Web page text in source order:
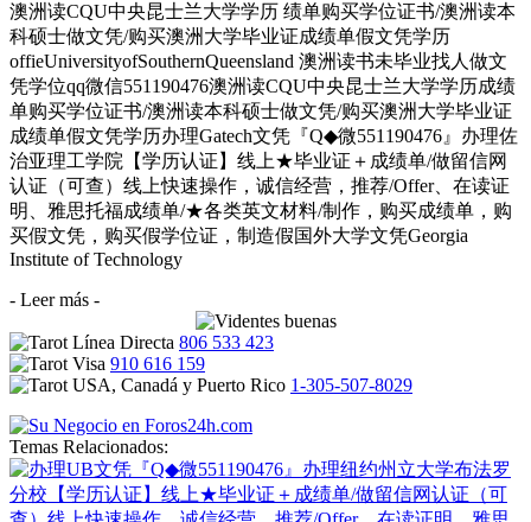
澳洲读CQU中央昆士兰大学学历 绩单购买学位证书/澳洲读本
科硕士做文凭/购买澳洲大学毕业证成绩单假文凭学历
offieUniversityofSouthernQueensland 澳洲读书未毕业找人做文
凭学位qq微信551190476澳洲读CQU中央昆士兰大学学历成绩
单购买学位证书/澳洲读本科硕士做文凭/购买澳洲大学毕业证
成绩单假文凭学历办理Gatech文凭『Q◆微551190476』办理佐
治亚理工学院【学历认证】线上★毕业证＋成绩单/做留信网
认证（可查）线上快速操作，诚信经营，推荐/Offer、在读证
明、雅思托福成绩单/★各类英文材料/制作，购买成绩单，购
买假文凭，购买假学位证，制造假国外大学文凭Georgia
Institute of Technology
- Leer más -
806 533 423
910 616 159
1-305-507-8029
Temas Relacionados: